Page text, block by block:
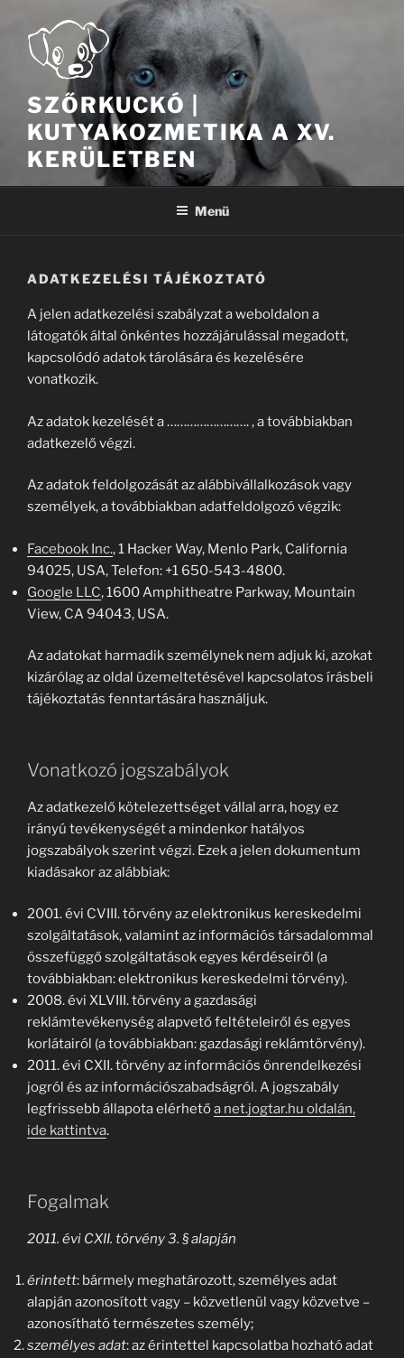
SZŐRKUCKÓ |
KUTYAKOZMETIKA A XV.
KERÜLETBEN
Menü
ADATKEZELÉSI TÁJÉKOZTATÓ
A jelen adatkezelési szabályzat a weboldalon a
látogatók által önkéntes hozzájárulással megadott,
kapcsolódó adatok tárolására és kezelésére
vonatkozik.
Az adatok kezelését a ……………………. , a továbbiakban
adatkezelő végzi.
Az adatok feldolgozását az alábbivállalkozások vagy
személyek, a továbbiakban adatfeldolgozó végzik:
Facebook Inc., 1 Hacker Way, Menlo Park, California
94025, USA, Telefon: +1 650-543-4800.
Google LLC, 1600 Amphitheatre Parkway, Mountain
View, CA 94043, USA.
Az adatokat harmadik személynek nem adjuk ki, azokat
kizárólag az oldal üzemeltetésével kapcsolatos írásbeli
tájékoztatás fenntartására használjuk.
Vonatkozó jogszabályok
Az adatkezelő kötelezettséget vállal arra, hogy ez
irányú tevékenységét a mindenkor hatályos
jogszabályok szerint végzi. Ezek a jelen dokumentum
kiadásakor az alábbiak:
2001. évi CVIII. törvény az elektronikus kereskedelmi
szolgáltatások, valamint az információs társadalommal
összefüggő szolgáltatások egyes kérdéseiről (a
továbbiakban: elektronikus kereskedelmi törvény).
2008. évi XLVIII. törvény a gazdasági
reklámtevékenység alapvető feltételeiről és egyes
korlátairól (a továbbiakban: gazdasági reklámtörvény).
2011. évi CXII. törvény az információs önrendelkezési
jogról és az információszabadságról. A jogszabály
legfrissebb állapota elérhetőa net.jogtar.hu oldalán,
ide kattintva.
Fogalmak
2011. évi CXII. törvény 3. § alapján
érintett: bármely meghatározott, személyes adat
alapján azonosított vagy – közvetlenül vagy közvetve –
azonosítható természetes személy;
személyes adat: az érintettel kapcsolatba hozható adat